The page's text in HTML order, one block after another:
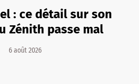
: ce détail sur son
Zénith passe mal
6 août 2026